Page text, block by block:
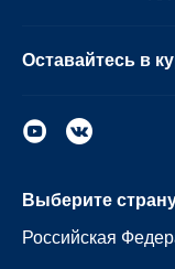
Оставайтесь в
Выберите
Российская